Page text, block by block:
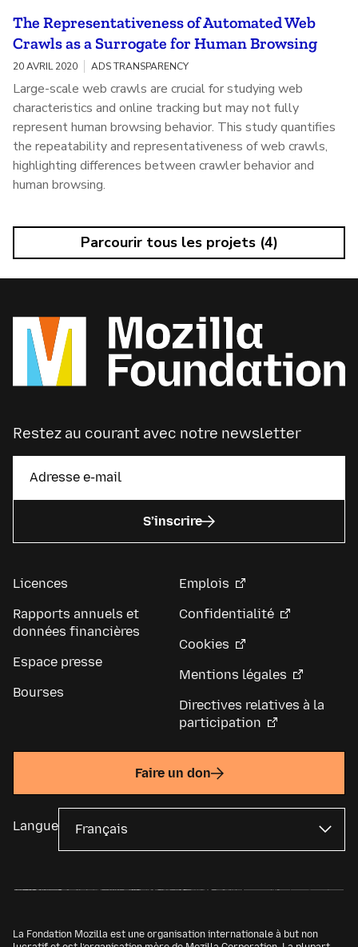
The Representativeness of Automated Web
Crawls as a Surrogate for Human Browsing
20 AVRIL 2020 ADS TRANSPARENCY
Large-scale web crawls are crucial for studying web
characteristics and online tracking but may not fully
represent human browsing behavior. This study quantifies
the repeatability and representativeness of web crawls,
highlighting differences between crawler behavior and
human browsing.
Parcourir tous les projets (4)
Restez au courant avec notre newsletter
S’inscrire
Licences
Rapports annuels et
données financières
Espace presse
Bourses
Emplois
Confidentialité
Cookies
Mentions légales
Directives relatives à la
participation
Faire un don
Langue
La Fondation Mozilla est une organisation internationale à but non